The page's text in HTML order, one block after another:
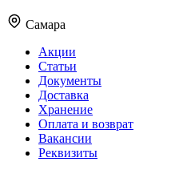
Самара
Акции
Статьи
Документы
Доставка
Хранение
Оплата и возврат
Вакансии
Реквизиты